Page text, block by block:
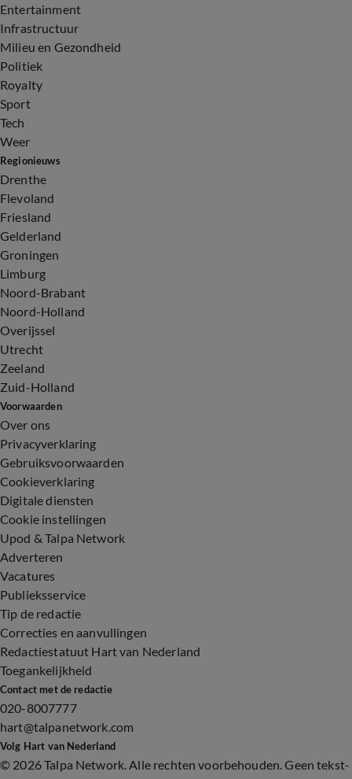
Entertainment
Infrastructuur
Milieu en Gezondheid
Politiek
Royalty
Sport
Tech
Weer
Regionieuws
Drenthe
Flevoland
Friesland
Gelderland
Groningen
Limburg
Noord-Brabant
Noord-Holland
Overijssel
Utrecht
Zeeland
Zuid-Holland
Voorwaarden
Over ons
Privacyverklaring
Gebruiksvoorwaarden
Cookieverklaring
Digitale diensten
Cookie instellingen
Upod & Talpa Network
Adverteren
Vacatures
Publieksservice
Tip de redactie
Correcties en aanvullingen
Redactiestatuut Hart van Nederland
Toegankelijkheid
Contact met de redactie
020-8007777
hart@talpanetwork.com
Volg Hart van Nederland
© 2026 Talpa Network. Alle rechten voorbehouden. Geen tekst-